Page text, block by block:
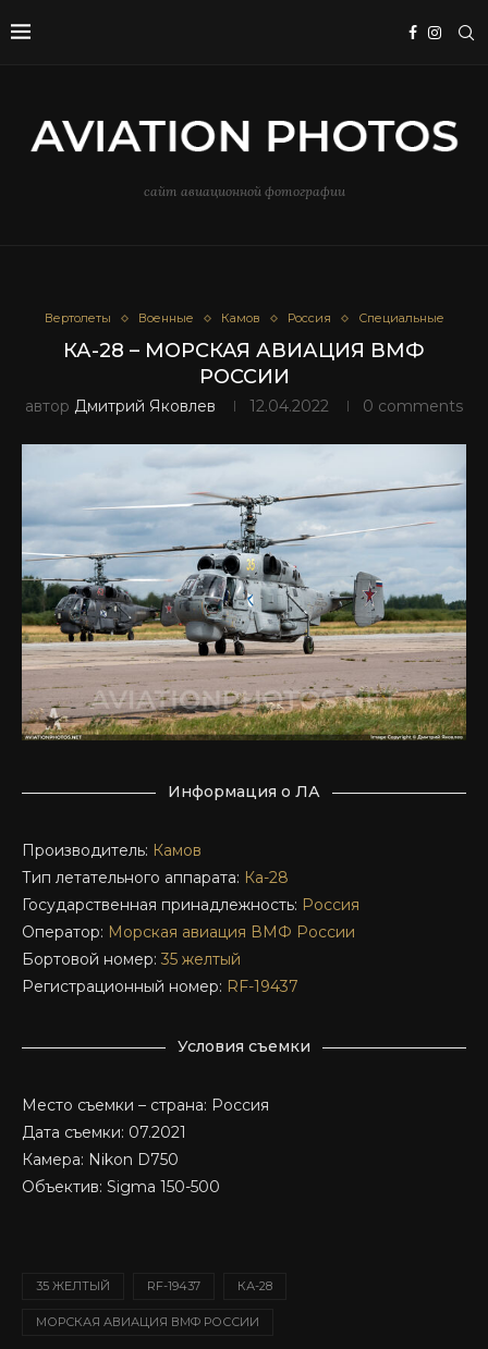
сайт авиационной фотографии
Вертолеты Военные Камов Россия Специальные
КА-28 – МОРСКАЯ АВИАЦИЯ ВМФ
РОССИИ
автор Дмитрий Яковлев 12.04.2022 0 comments
Информация о ЛА
Производитель: Камов
Тип летательного аппарата: Ка-28
Государственная принадлежность: Россия
Оператор: Морская авиация ВМФ России
Бортовой номер: 35 желтый
Регистрационный номер: RF-19437
Условия съемки
Место съемки – страна: Россия
Дата съемки: 07.2021
Камера: Nikon D750
Объектив: Sigma 150-500
35 ЖЕЛТЫЙ RF-19437 КА-28
МОРСКАЯ АВИАЦИЯ ВМФ РОССИИ